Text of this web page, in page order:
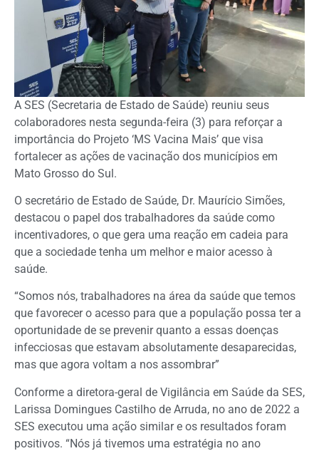
A SES (Secretaria de Estado de Saúde) reuniu seus
colaboradores nesta segunda-feira (3) para reforçar a
importância do Projeto ‘MS Vacina Mais’ que visa
fortalecer as ações de vacinação dos municípios em
Mato Grosso do Sul.
O secretário de Estado de Saúde, Dr. Maurício Simões,
destacou o papel dos trabalhadores da saúde como
incentivadores, o que gera uma reação em cadeia para
que a sociedade tenha um melhor e maior acesso à
saúde.
“Somos nós, trabalhadores na área da saúde que temos
que favorecer o acesso para que a população possa ter a
oportunidade de se prevenir quanto a essas doenças
infecciosas que estavam absolutamente desaparecidas,
mas que agora voltam a nos assombrar”
Conforme a diretora-geral de Vigilância em Saúde da SES,
Larissa Domingues Castilho de Arruda, no ano de 2022 a
SES executou uma ação similar e os resultados foram
positivos. “Nós já tivemos uma estratégia no ano